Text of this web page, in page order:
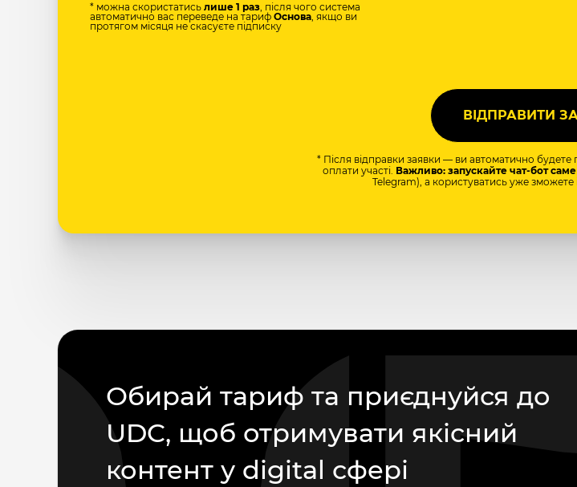
* можна скористатись лише 1 раз, після чого система
автоматично вас переведе на тариф Основа, якщо ви
протягом місяця не скасуєте підписку
* Після відправки заявки — ви автоматично будете
оплати участі. Важливо: запускайте чат-бот
Telegram), а користуватись уже зможете і
Обирай тариф та приєднуйся до
UDC, щоб отримувати якісний
контент у digital сфері